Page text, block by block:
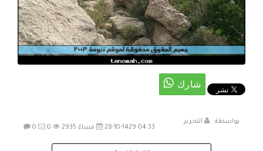
بواسطة :
التحرير
28-10-1429 04:33 مساءً
0 0 2935